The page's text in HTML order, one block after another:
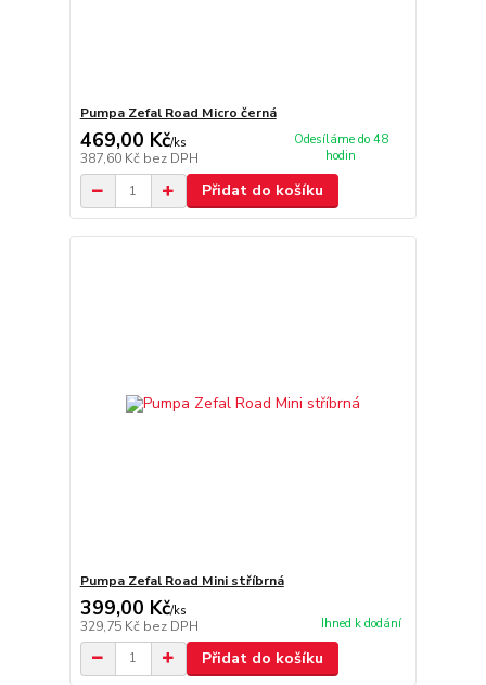
Pumpa Zefal Road Micro černá
469,00 Kč/ks
387,60 Kč bez DPH
Odesíláme do 48
hodin
Přidat do košíku
Pumpa Zefal Road Mini stříbrná
399,00 Kč/ks
329,75 Kč bez DPH Ihned k dodání
Přidat do košíku